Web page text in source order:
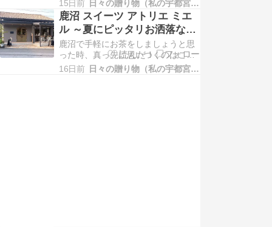
のは冷やしたぬきそば。 つゆと蕎麦
猪口が付いてきたのでスタッフさん
に伺ったら、直接つゆをかけても蕎
麦猪口につゆを入れてつけながら食
べてもいいそうで。 ここは蕎麦も
元々美味しいんで…
15日前 日々の贈り物（私の宇都宮生活）
鹿沼 スイーツ アトリエ ミエ
ル ～夏にピッタリお洒落なド
リンク～
鹿沼で手軽にお茶をしましょうと思
った時、真っ先に思いつくのはこち
ら。 ハニービーの敷地にあるミエル
さん。 外にはレモン水も用意してあ
16日前 日々の贈り物（私の宇都宮生活）